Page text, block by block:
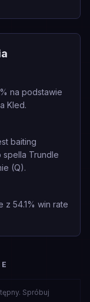
na podstawie
Kled.
baiting
spella Trundle
(Q).
z 54.1% win rate
Spróbuj